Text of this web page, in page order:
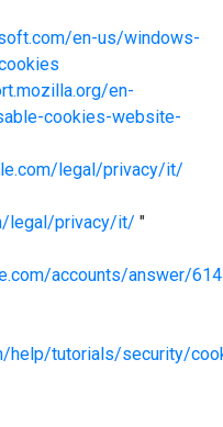
en-us/windows-
en-
cookies-website-
legal/privacy/it/
legal/privacy/it/ "
accounts/answer/
help/tutorials/security/